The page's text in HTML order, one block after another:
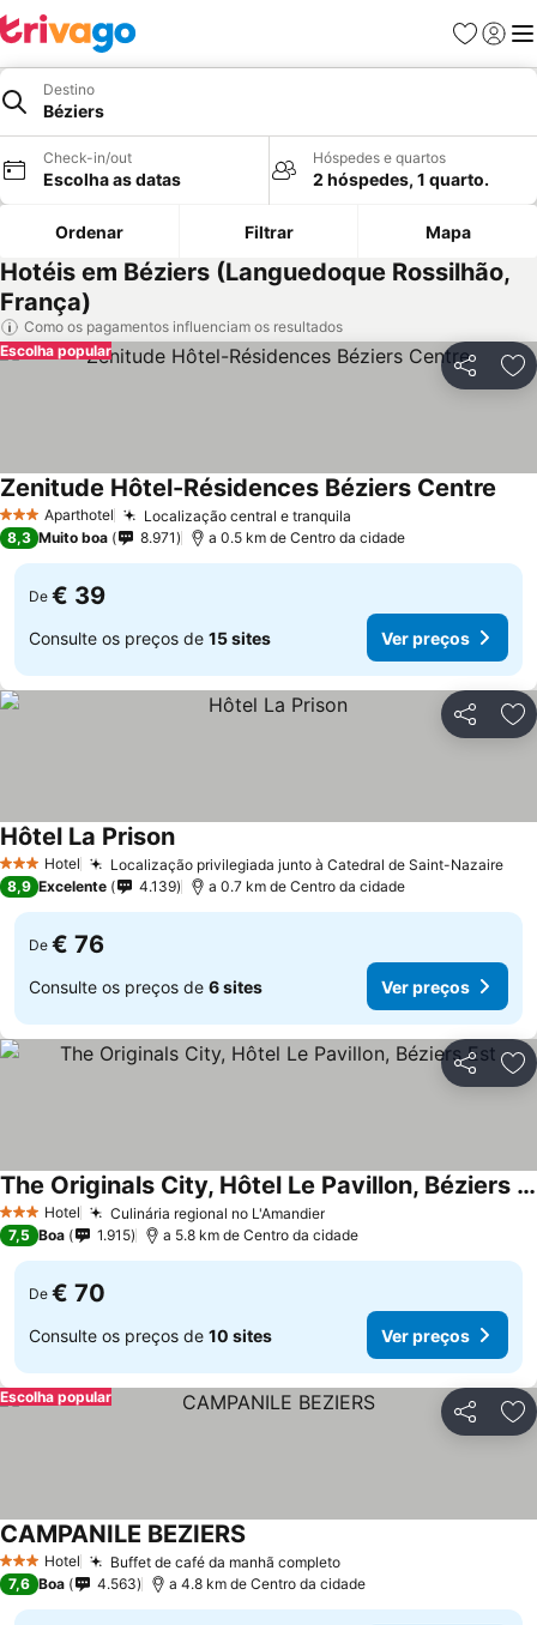
Favoritos
Iniciar
Destino
Béziers
Check-in/out
Escolha as datas
Hóspedes e quartos
2 hóspedes, 1 quarto.
Ordenar Filtrar Mapa
Hotéis em Béziers (Languedoque Rossilhão,
França)
Como os pagamentos influenciam os resultados
Partilhar
Escolha popular
3 EstrelasAparthotel Localização central e tranquila
Zenitude Hôtel-Résidences Béziers Centre
8,3 Muito boa 8.971 a 0.5 km de Centro da cidade
De € 39
Consulte os preços de 15 sites Ver preços
Partilhar
3 EstrelasHotel Localização privilegiada junto à Catedral de Saint-Nazaire
Hôtel La PrisonVer preços
8,9 Excelente 4.139 a 0.7 km de Centro da cidade
De € 76
Consulte os preços de 6 sites Ver preços
Partilhar
3 EstrelasHotel Culinária regional no L'AmandierVer preços
The Originals City, Hôtel Le Pavillon, Béziers Est
Ver preços
7,5 Boa 1.915 a 5.8 km de Centro da cidade
De € 70
Consulte os preços de 10 sites Ver preços
Partilhar
Escolha popular
3 EstrelasHotel Buffet de café da manhã completoVer preços
CAMPANILE BEZIERS
7,6 Boa 4.563 a 4.8 km de Centro da cidade